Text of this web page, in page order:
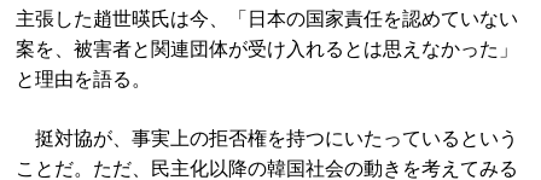
主張した趙世暎氏は今、「日本の国家責任を認めていない
案を、被害者と関連団体が受け入れるとは思えなかった」
と理由を語る。
挺対協が、事実上の拒否権を持つにいたっているという
ことだ。ただ、民主化以降の韓国社会の動きを考えてみる